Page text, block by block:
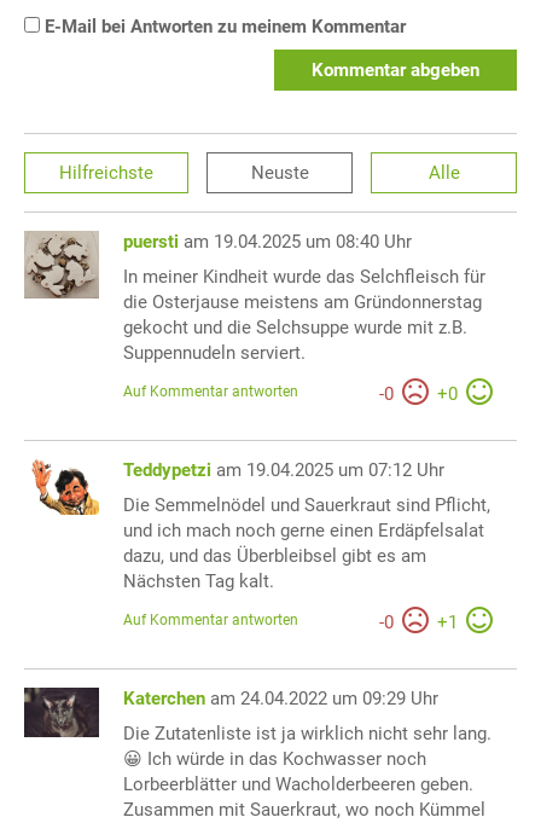
E-Mail bei Antworten zu meinem Kommentar
Kommentar abgeben
Hilfreichste Neuste Alle
puersti am 19.04.2025 um 08:40 Uhr
In meiner Kindheit wurde das Selchfleisch für
die Osterjause meistens am Gründonnerstag
gekocht und die Selchsuppe wurde mit z.B.
Suppennudeln serviert.
-0 +0
Auf Kommentar antworten
Teddypetzi am 19.04.2025 um 07:12 Uhr
Die Semmelnödel und Sauerkraut sind Pflicht,
und ich mach noch gerne einen Erdäpfelsalat
dazu, und das Überbleibsel gibt es am
Nächsten Tag kalt.
-0 +1
Auf Kommentar antworten
Katerchen am 24.04.2022 um 09:29 Uhr
Die Zutatenliste ist ja wirklich nicht sehr lang.
😀 Ich würde in das Kochwasser noch
Lorbeerblätter und Wacholderbeeren geben.
Zusammen mit Sauerkraut, wo noch Kümmel